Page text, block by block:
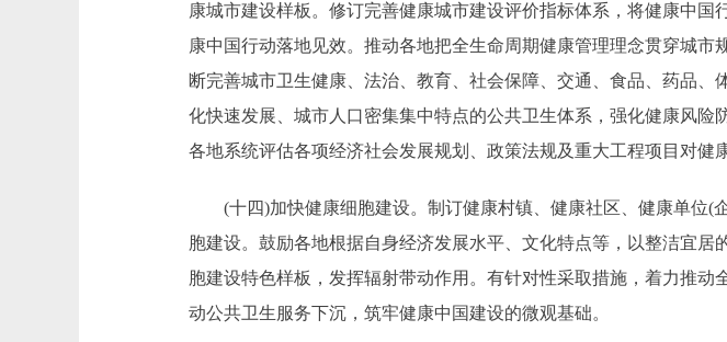
康城市建设样板。修订完善健康城市建设评价指标体系，将健康中
康中国行动落地见效。推动各地把全生命周期健康管理理念贯穿城
断完善城市卫生健康、法治、教育、社会保障、交通、食品、药品
化快速发展、城市人口密集集中特点的公共卫生体系，强化健康风
各地系统评估各项经济社会发展规划、政策法规及重大工程项目对健
(十四)加快健康细胞建设。制订健康村镇、健康社区、健康单位(
胞建设。鼓励各地根据自身经济发展水平、文化特点等，以整洁宜
胞建设特色样板，发挥辐射带动作用。有针对性采取措施，着力推
动公共卫生服务下沉，筑牢健康中国建设的微观基础。